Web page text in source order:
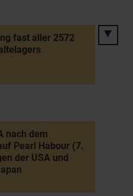
fast aller 2572
nach dem
Pearl Habour (7.
der USA und